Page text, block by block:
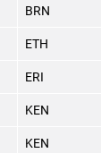
BRN
ETH
ERI
KEN
KEN